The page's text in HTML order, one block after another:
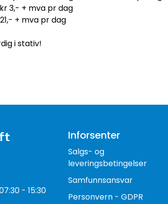
3,- + mva pr dag
+ mva pr dag
i stativ!
Inforsenter
Salgs- og
leveringsbetingelser
Samfunnsansvar
Personvern - GDPR
- 15:30